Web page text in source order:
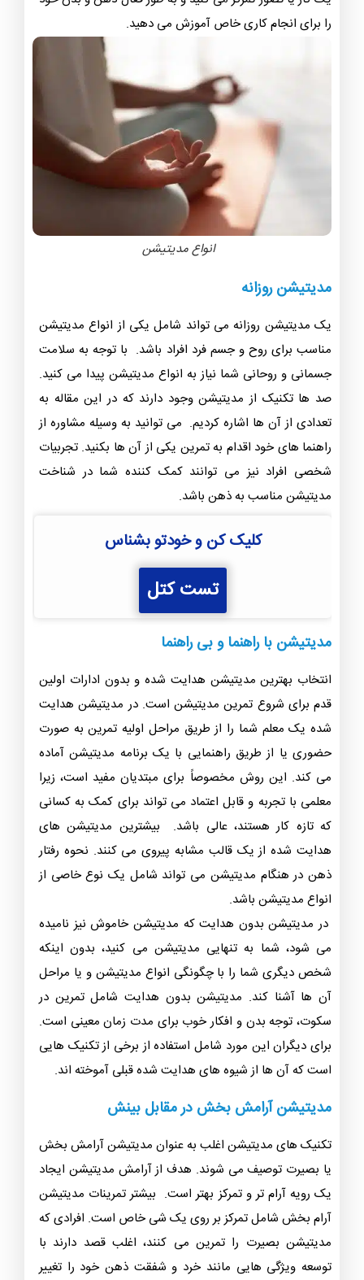
را برای انجام کاری خاص آموزش می دهید.
انواع مدیتیشن
مدیتیشن روزانه
یک مدیتیشن روزانه می‌ تواند شامل یکی از انواع مدیتیشن
مناسب برای روح و جسم فرد افراد باشد. با توجه به سلامت
جسمانی و روحانی شما نیاز به انواع مدیتیشن پیدا می کنید.
صد ها تکنیک از مدیتیشن وجود دارند که در این مقاله به
تعدادی از آن ها اشاره کردیم. می ‌توانید به وسیله مشاوره از
راهنما های خود اقدام به تمرین یکی از آن ها بکنید. تجربیات
شخصی افراد نیز می ‌توانند کمک‌ کننده شما در شناخت
مدیتیشن مناسب به ذهن باشد.
کلیک کن و خودتو بشناس
تست کتل
مدیتیشن با راهنما و بی راهنما
انتخاب بهترین مدیتیشن هدایت شده و بدون ادارات اولین
قدم برای شروع تمرین مدیتیشن است. در مدیتیشن هدایت
شده یک معلم شما را از طریق مراحل اولیه تمرین به صورت
حضوری یا از طریق راهنمایی با یک برنامه مدیتیشن آماده
می کند. این روش مخصوصاً برای مبتدیان مفید است، زیرا
معلمی با تجربه و قابل اعتماد می تواند برای کمک به کسانی
که تازه کار هستند، عالی باشد. بیشترین مدیتیشن های
هدایت شده از یک قالب مشابه پیروی می کنند. نحوه رفتار
ذهن در هنگام مدیتیشن می تواند شامل یک نوع خاصی از
انواع مدیتیشن باشد.
در مدیتیشن بدون هدایت که مدیتیشن خاموش نیز نامیده
می شود، شما به تنهایی مدیتیشن می کنید، بدون اینکه
شخص دیگری شما را با چگونگی انواع مدیتیشن و یا مراحل
آن ها آشنا کند. مدیتیشن بدون هدایت شامل تمرین در
سکوت، توجه بدن و افکار خوب برای مدت زمان معینی است.
برای دیگران این مورد شامل استفاده از برخی از تکنیک هایی
است که آن ها از شیوه‌ های هدایت شده قبلی آموخته ‌اند.
مدیتیشن آرامش بخش در مقابل بینش
تکنیک های مدیتیشن اغلب به عنوان مدیتیشن آرامش بخش
یا بصیرت توصیف می شوند. هدف از آرامش مدیتیشن ایجاد
یک رویه آرام تر و تمرکز بهتر است. بیشتر تمرینات مدیتیشن
آرام بخش شامل تمرکز بر روی یک شی خاص است. افرادی که
مدیتیشن بصیرت را تمرین می کنند، اغلب قصد دارند با
توسعه ویژگی هایی مانند خرد و شفقت ذهن خود را تغییر